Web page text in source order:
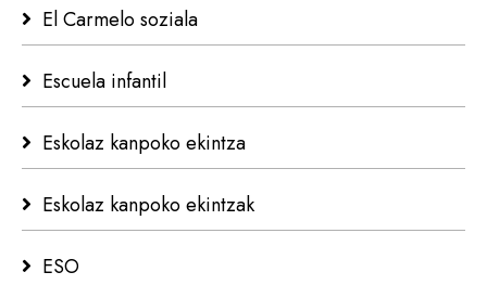
El Carmelo soziala
Escuela infantil
Eskolaz kanpoko ekintza
Eskolaz kanpoko ekintzak
ESO